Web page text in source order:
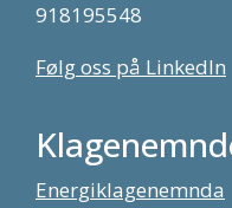
918195548
Følg oss på LinkedIn
Energiklagenemnda